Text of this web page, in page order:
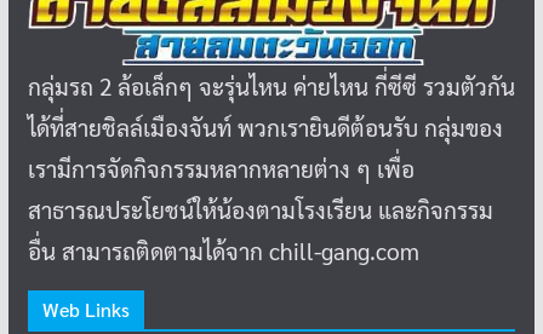
กลุ่มรถ 2 ล้อเล็กๆ จะรุ่นไหน ค่ายไหน กี่ซีซี รวมตัวกัน
ได้ที่สายชิลล์เมืองจันท์ พวกเรายินดีต้อนรับ กลุ่มของ
เรามีการจัดกิจกรรมหลากหลายต่าง ๆ เพื่อ
สาธารณประโยชน์ให้น้องตามโรงเรียน และกิจกรรม
อื่น สามารถติดตามได้จาก chill-gang.com
Web Links